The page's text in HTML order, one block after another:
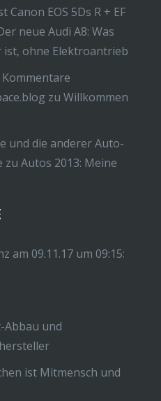
Canon EOS 5Ds R + EF
neue Audi A8: Was
ist, ohne Elektroantrieb
zu Willkommen
und die anderer Auto-
zu Autos 2013: Meine
am 09.11.17 um 09:15:
Abbau und
ist Mitmensch und